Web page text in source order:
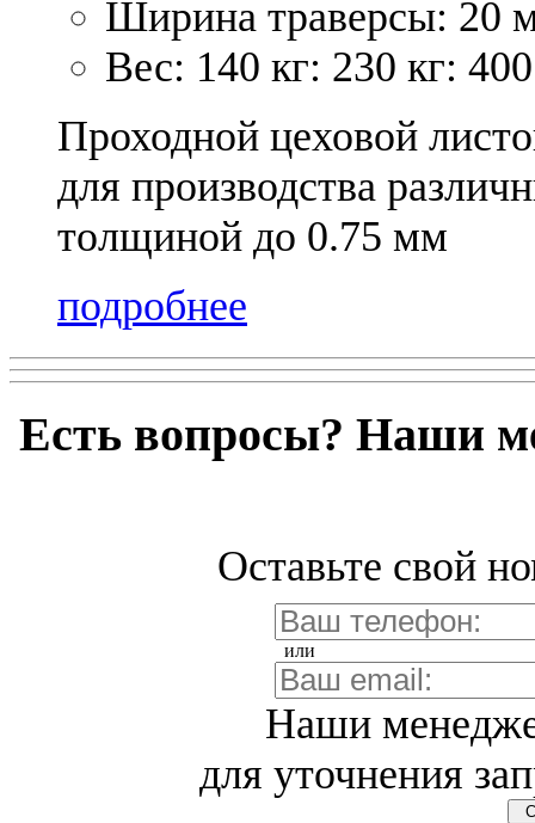
Ширина траверсы: 20
Вес: 140 кг: 230 кг:
Проходной цеховой
для производства
толщиной до 0.75 мм
подробнее
Есть вопросы? Наши
Оставьте свой
или
Наши
для уточнения